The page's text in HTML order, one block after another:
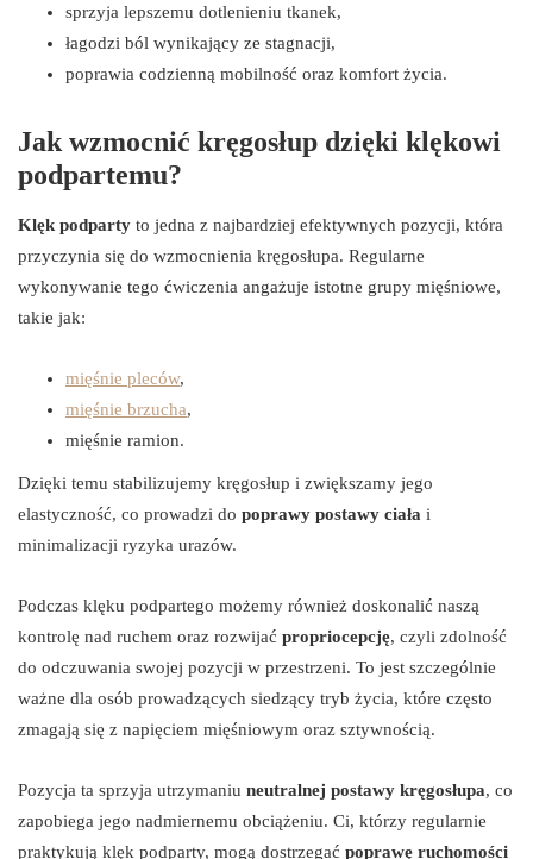
sprzyja lepszemu dotlenieniu tkanek,
łagodzi ból wynikający ze stagnacji,
poprawia codzienną mobilność oraz komfort życia.
Jak wzmocnić kręgosłup dzięki klękowi
podpartemu?
Klęk podparty to jedna z najbardziej efektywnych pozycji, która
przyczynia się do wzmocnienia kręgosłupa. Regularne
wykonywanie tego ćwiczenia angażuje istotne grupy mięśniowe,
takie jak:
mięśnie pleców,
mięśnie brzucha,
mięśnie ramion.
Dzięki temu stabilizujemy kręgosłup i zwiększamy jego
elastyczność, co prowadzi do poprawy postawy ciała i
minimalizacji ryzyka urazów.
Podczas klęku podpartego możemy również doskonalić naszą
kontrolę nad ruchem oraz rozwijać propriocepcję, czyli zdolność
do odczuwania swojej pozycji w przestrzeni. To jest szczególnie
ważne dla osób prowadzących siedzący tryb życia, które często
zmagają się z napięciem mięśniowym oraz sztywnością.
Pozycja ta sprzyja utrzymaniu neutralnej postawy kręgosłupa, co
zapobiega jego nadmiernemu obciążeniu. Ci, którzy regularnie
praktykują klęk podparty, mogą dostrzegać poprawę ruchomości